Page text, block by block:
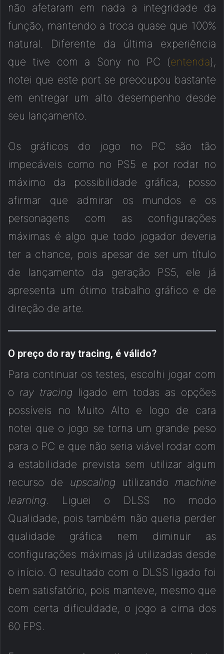
não afetaram em nada a integridade da
função, mantendo a troca quase que 100%
natural. Diferente da última experiência
que tive com a Sony no PC (entenda),
notei que este port se preocupou bastante
em entregar um alto desempenho desde
seu lançamento.
Os gráficos do jogo no PC são tão
impecáveis como no PS5 e por rodar no
máximo da possibilidade gráfica, posso
afirmar que admirar os mundos e os
personagens com as configurações
máximas é algo que todo jogador deveria
ter a chance, pois apesar de ser um título
de lançamento da geração PS5, ele já
apresenta um ótimo trabalho gráfico e de
direção de arte.
O preço do ray tracing, é válido?
Para continuar os testes, escolhi jogar com
o ray tracing ligado em todas as opções
possíveis no Muito Alto e logo de cara
notei que o jogo se torna um grande peso
para o PC e que não seria viável rodar com
a estabilidade prevista sem utilizar algum
recurso de upscaling utilizando machine
learning . Liguei o DLSS no modo
Qualidade, pois também não queria perder
qualidade gráfica nem diminuir as
configurações máximas já utilizadas desde
o início. O resultado com o DLSS ligado foi
bem satisfatório, pois manteve, mesmo que
com certa dificuldade, o jogo a cima dos
60 FPS.